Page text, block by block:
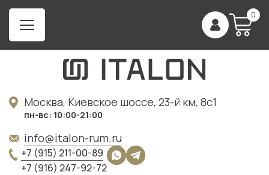
0
Москва, Киевское шоссе, 23-й км, 8с1
пн-вс: 10:00-21:00
info@italon-rum.ru
+7 (915) 211-00-89
+7 (916) 247-92-72